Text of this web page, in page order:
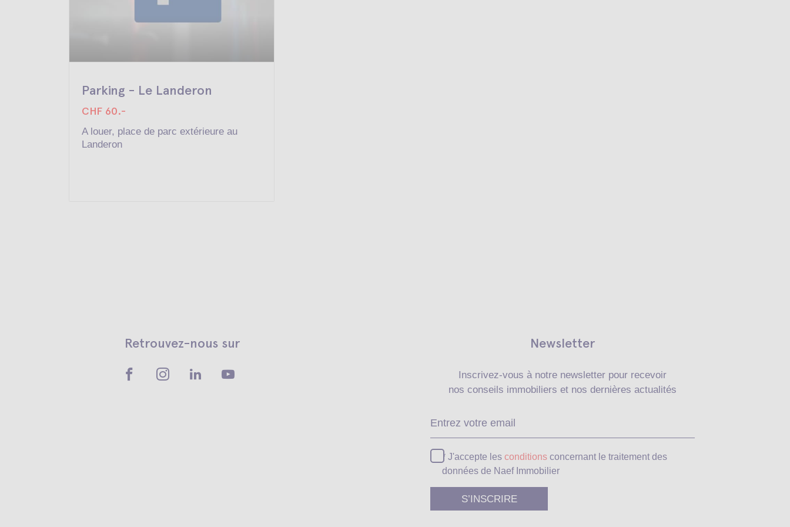
Parking - Le Landeron
CHF 60.-
A louer, place de parc extérieure au
Landeron
Retrouvez-nous sur Newsletter
Inscrivez-vous à notre newsletter pour recevoir
nos conseils immobiliers et nos dernières actualités
* J'accepte les conditions concernant le traitement des
données de Naef Immobilier